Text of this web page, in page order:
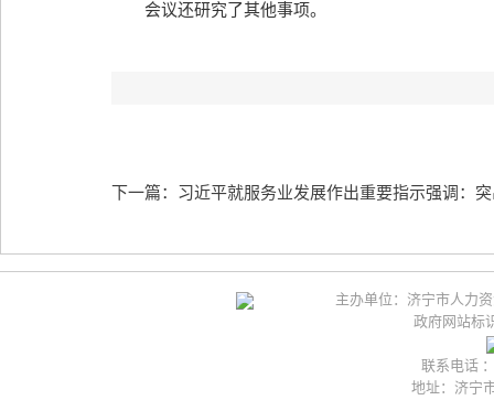
会议还研究了其他事项。
下一篇：习近平就服务业发展作出重要指示强调：
主办单位：济宁市人力
政府网站标
联系电话
地址：济宁